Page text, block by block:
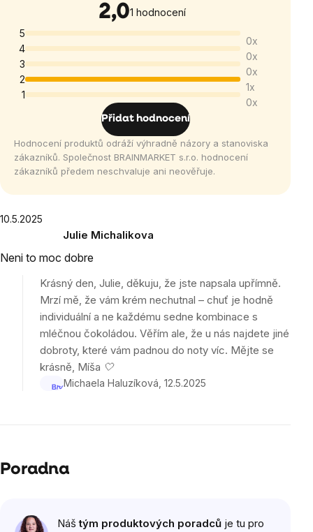
2,0Průměrné
hodnocení
produktu
je
2,0
z
5
1 hodnocení
5
0x
4
0x
3
0x
2
1x
1
0x
Přidat hodnocení
Hodnocení produktů odráží výhradně názory a stanoviska
zákazníků. Společnost BRAINMARKET s.r.o. hodnocení
zákazníků předem neschvaluje ani neověřuje.
Výpis
hodnoceníJulie Michalikova
produktu
hvězdiček.
10.5.2025
Neni to moc dobre
Michaela Haluzíková 12.5.2025
Krásný den, Julie, děkuju, že jste napsala upřímně.
Mrzí mě, že vám krém nechutnal – chuť je hodně
individuální a ne každému sedne kombinace s
mléčnou čokoládou. Věřím ale, že u nás najdete jiné
dobroty, které vám padnou do noty víc. Mějte se
krásně, Míša 🤍
Poradna
Náštým produktových poradců je tu pro